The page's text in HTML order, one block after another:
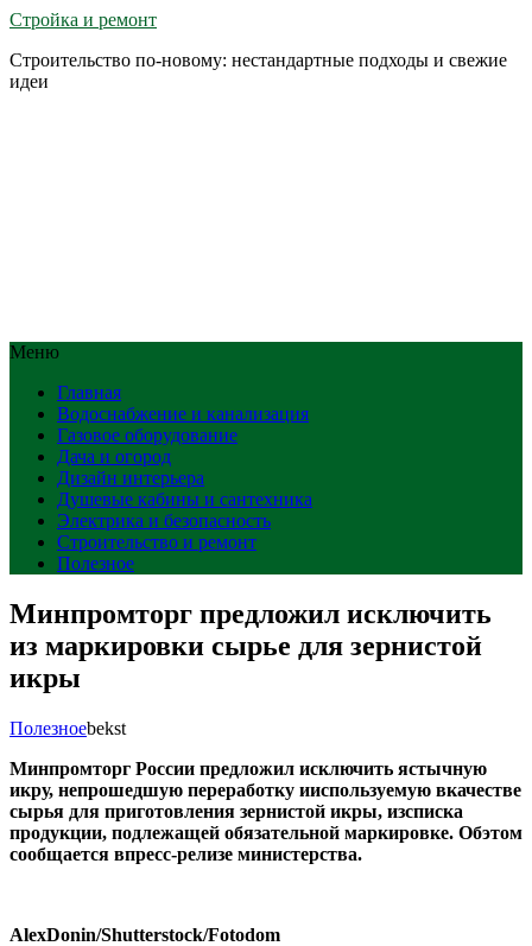
Стройка и ремонт
Строительство по-новому: нестандартные подходы и свежие
идеи
Меню
Главная
Водоснабжение и канализация
Газовое оборудование
Дача и огород
Дизайн интерьера
Душевые кабины и сантехника
Электрика и безопасность
Строительство и ремонт
Полезное
Минпромторг предложил исключить
из маркировки сырье для зернистой
икры
Полезноеbekst
Минпромторг России предложил исключить ястычную
икру, непрошедшую переработку ииспользуемую вкачестве
сырья для приготовления зернистой икры, изсписка
продукции, подлежащей обязательной маркировке. Обэтом
сообщается впресс-релизе министерства.
AlexDonin/Shutterstock/Fotodom